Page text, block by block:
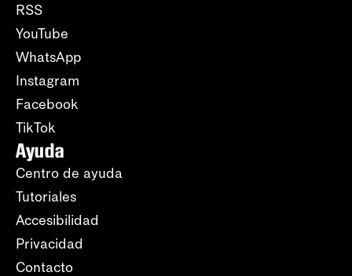
RSS
YouTube
WhatsApp
Instagram
Facebook
TikTok
Ayuda
Centro de ayuda
Tutoriales
Accesibilidad
Privacidad
Contacto